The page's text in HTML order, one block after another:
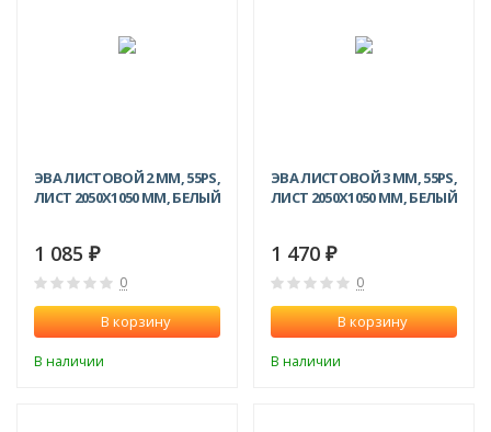
ЭВА ЛИСТОВОЙ 2 ММ, 55PS,
ЛИСТ 2050Х1050 ММ, БЕЛЫЙ
1 085 ₽
0
В корзину
В наличии
ЭВА ЛИСТОВОЙ 3 ММ, 55PS,
ЛИСТ 2050Х1050 ММ, БЕЛЫЙ
1 470 ₽
0
В корзину
В наличии